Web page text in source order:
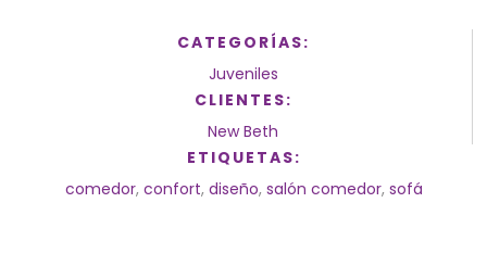
CATEGORÍAS:
Juveniles
CLIENTES:
New Beth
ETIQUETAS:
comedor, confort, diseño, salón comedor, sofá